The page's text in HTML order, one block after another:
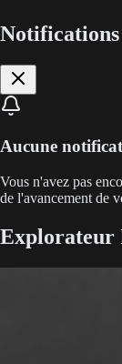
Notifications
Aucune
Vous n'avez pas
de l'avancement de